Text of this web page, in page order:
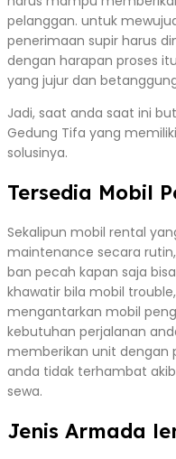
pelanggan. untuk
penerimaan supir harus
dengan harapan proses
yang jujur dan
Jadi, saat anda saat ini
Gedung Tifa yang
solusinya.
Tersedia Mobil
Sekalipun mobil rental
maintenance secara
ban pecah kapan saja
khawatir bila mobil
mengantarkan mobil
kebutuhan perjalanan
memberikan unit dengan
anda tidak terhambat
sewa.
Jenis Armada